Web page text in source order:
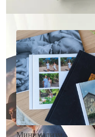
Минимализм